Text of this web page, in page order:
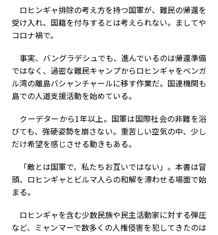
ロヒンギャ排除の考え方を持つ国軍が、難民の帰還を
受け入れ、国籍を付与するとは考えられない。ましてや
コロナ禍で。
事実、バングラデシュでも、進んでいるのは帰還準備
ではなく、過密な難民キャンプからロヒンギャをベンガ
ル湾の離島バシャンチャールに移す作業だ。国連機関も
島での人道支援活動を始めている。
クーデターから1年以上。国軍は国際社会の非難を浴
びても、強硬姿勢を崩さない。重苦しい空気の中、少し
だけ希望を感じさせる動きもある。
「敵とは国軍で、私たちお互いではない」。本書は冒
頭、ロヒンギャとビルマ人らの和解を漂わせる場面で始
まる。
ロヒンギャを含む少数民族や民主活動家に対する弾圧
など、ミャンマーで数多くの人権侵害を犯してきたのは